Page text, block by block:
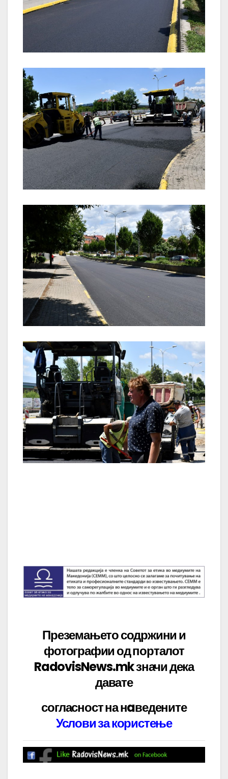
Преземањето содржини и
фотографии од порталот
RadovisNews.mk значи дека
давате
согласност на нaведените
Услови за користење